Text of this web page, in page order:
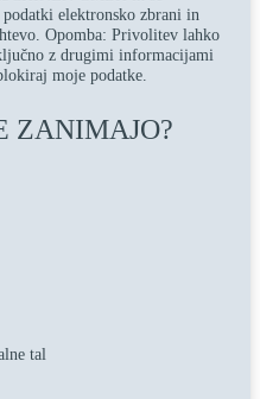
elektronsko zbrani in
Opomba: Privolitev lahko
z drugimi informacijami
moje podatke.
ZANIMAJO?
tal